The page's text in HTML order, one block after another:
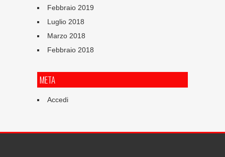
Febbraio 2019
Luglio 2018
Marzo 2018
Febbraio 2018
META
Accedi